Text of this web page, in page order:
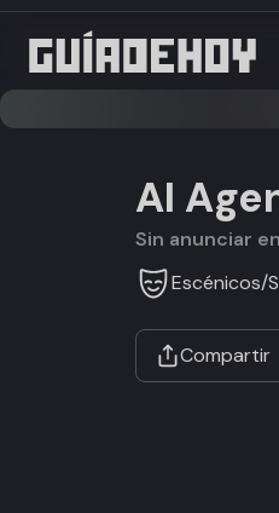
AI
Sin anunciar
Escénicos/
Compartir